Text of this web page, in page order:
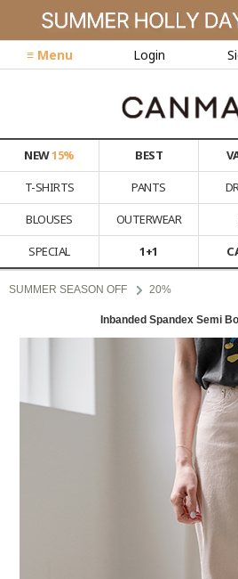
≡ Menu Login
NEW15% BEST
T-SHIRTS
PANTS
BLOUSES
OUTERWEAR
SPECIAL
1+1
SUMMER SEASON OFF 20%
Inbanded Spandex Semi